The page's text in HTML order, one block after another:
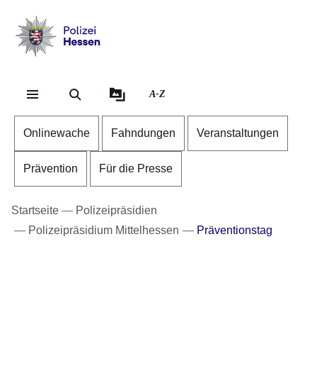
Hessen
A-Z
Onlinewache Fahndungen Veranstaltungen
Prävention Für die Presse
Startseite
Polizeipräsidien
Polizeipräsidium Mittelhessen
Präventionstag